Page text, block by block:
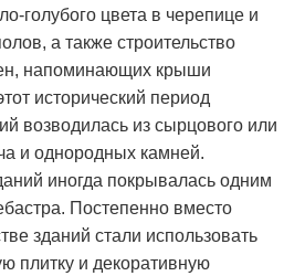
голубого цвета в черепице и
а также строительство
напоминающих крыши
исторический период
возводилась из сырцового или
и однородных камней.
иногда покрывалась одним
Постепенно вместо
зданий стали использовать
плитку и декоративную